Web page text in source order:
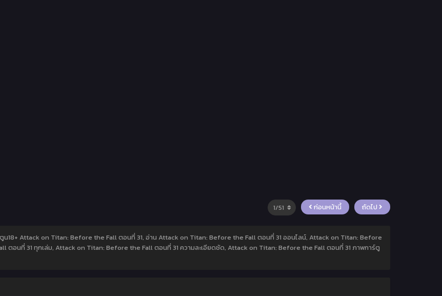
ก่อนหน้านี้ ถัดไป
18+ Attack on Titan: Before the Fall ตอนที่ 31, อ่าน Attack on Titan: Before the Fall ตอนที่ 31 ออนไลน์, Attack on Titan: Before
อนที่ 31 ทุกเล่ม, Attack on Titan: Before the Fall ตอนที่ 31 ความละเอียดชัด, Attack on Titan: Before the Fall ตอนที่ 31 ภาพการ์ตู